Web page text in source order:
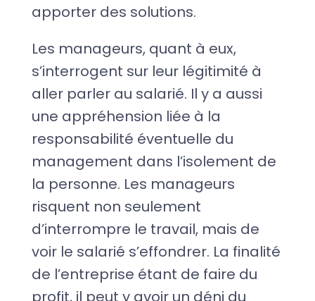
apporter des solutions.
Les manageurs, quant à eux,
s’interrogent sur leur légitimité à
aller parler au salarié. Il y a aussi
une appréhension liée à la
responsabilité éventuelle du
management dans l’isolement de
la personne. Les manageurs
risquent non seulement
d’interrompre le travail, mais de
voir le salarié s’effondrer. La finalité
de l’entreprise étant de faire du
profit, il peut y avoir un déni du